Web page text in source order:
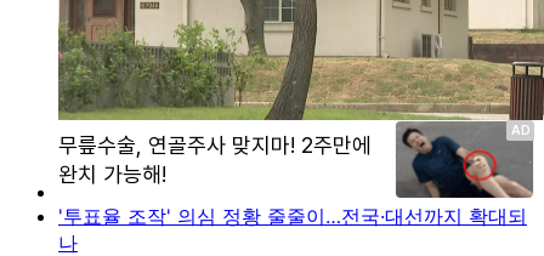
'투표율 조작' 의심 정황 줄줄이…전국·대선까지 확대되
나